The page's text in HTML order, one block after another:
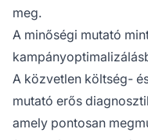
meg.
A minőségi mutató
A közvetlen költség-
mutató erős
amely pontosan